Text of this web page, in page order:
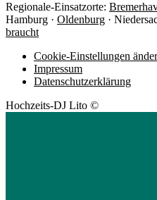
Regionale-Einsatzorte:
Hamburg · Oldenburg ·
braucht
Cookie-Einstellungen
Impressum
Datenschutzerklärung
Hochzeits-DJ Lito ©